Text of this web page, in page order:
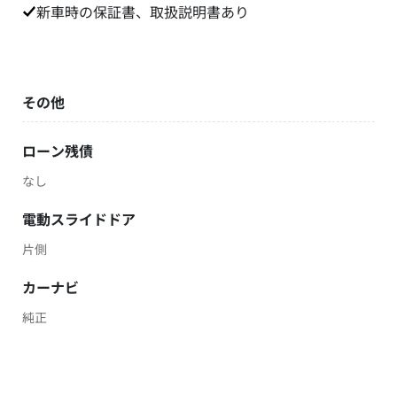
新車時の保証書、取扱説明書あり
その他
ローン残債
なし
電動スライドドア
片側
カーナビ
純正